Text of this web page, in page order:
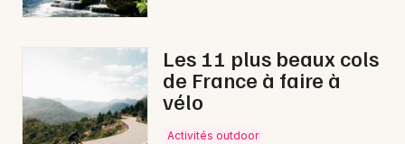
Choisir mes départements
Mon email
Les 11 plus beaux cols
de France à faire à
vélo
Activités outdoor